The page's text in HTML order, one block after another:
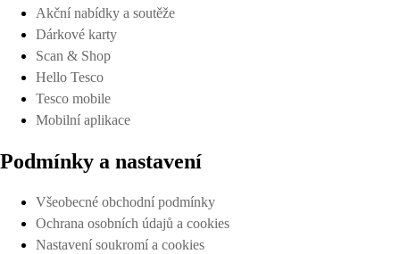
Akční nabídky a soutěže
Dárkové karty
Scan & Shop
Hello Tesco
Tesco mobile
Mobilní aplikace
Podmínky a nastavení
Všeobecné obchodní podmínky
Ochrana osobních údajů a cookies
Nastavení soukromí a cookies